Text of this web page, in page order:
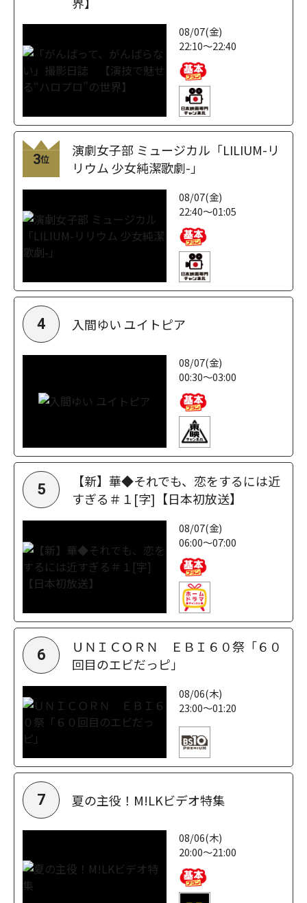
08/07(金)
22:10～22:40
3位
演劇女子部 ミュージカル「LILIUM-リ
リウム 少女純潔歌劇-」
08/07(金)
22:40～01:05
4 入間ゆい ユイトピア
08/07(金)
00:30～03:00
5
【新】華◆それでも、恋をするには近
すぎる＃１[字]【日本初放送】
08/07(金)
06:00～07:00
6
ＵＮＩＣＯＲＮ ＥＢＩ６０祭「６０
回目のエビだっピ」
08/06(木)
23:00～01:20
7 夏の主役！M!LKビデオ特集
08/06(木)
20:00～21:00